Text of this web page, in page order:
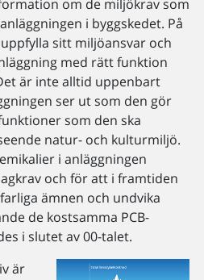
om de miljökrav som
i byggskedet. På
sitt miljöansvar och
med rätt funktion
är inte alltid uppenbart
ser ut som den gör
som den ska
natur- och kulturmiljö.
i anläggningen
och för att i framtiden
ämnen och undvika
de kostsamma PCB-
i slutet av 00-talet.
är